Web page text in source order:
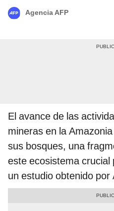
Agencia AFP
El avance de las
mineras en la
sus bosques, una
este ecosistema crucial
un estudio obtenido por